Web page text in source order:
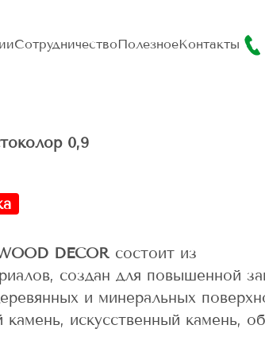
СотрудничествоПолезноеКонтакты
0,9
DECOR состоит из
создан для повышенной
и минеральных
искусственный камень,